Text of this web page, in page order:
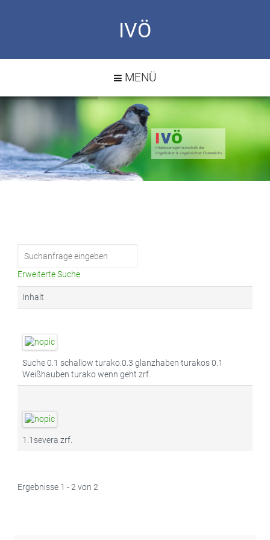
IVÖ
MENÜ
Interessensgemeinschaft der
Vogelhalter & Vogelzüchter Österreichs
IVÖ
Erweiterte Suche
Inhalt
Suche 0.1 schallow turako.0.3 glanzhaben turakos 0.1
Weißhauben turako wenn geht zrf.
1.1severa zrf.
Ergebnisse 1 - 2 von 2